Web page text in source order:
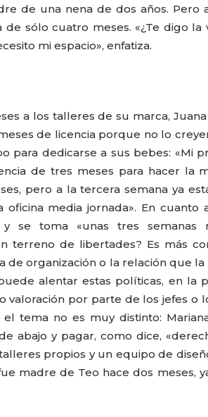
de una nena de dos años. Pero
sólo cuatro meses. «¿Te digo la
mi espacio», enfatiza.
a los talleres de su marca,
de licencia porque no lo
para dedicarse a sus bebes: «Mi
de tres meses para hacer la
pero a la tercera semana ya
media jornada». En cuanto
se toma «unas tres semanas
terreno de libertades? Es más
de organización o la relación que
alentar estas políticas, en la
por parte de los jefes o
tema no es muy distinto:
abajo y pagar, como dice,
propios y un equipo de
madre de Teo hace dos meses,